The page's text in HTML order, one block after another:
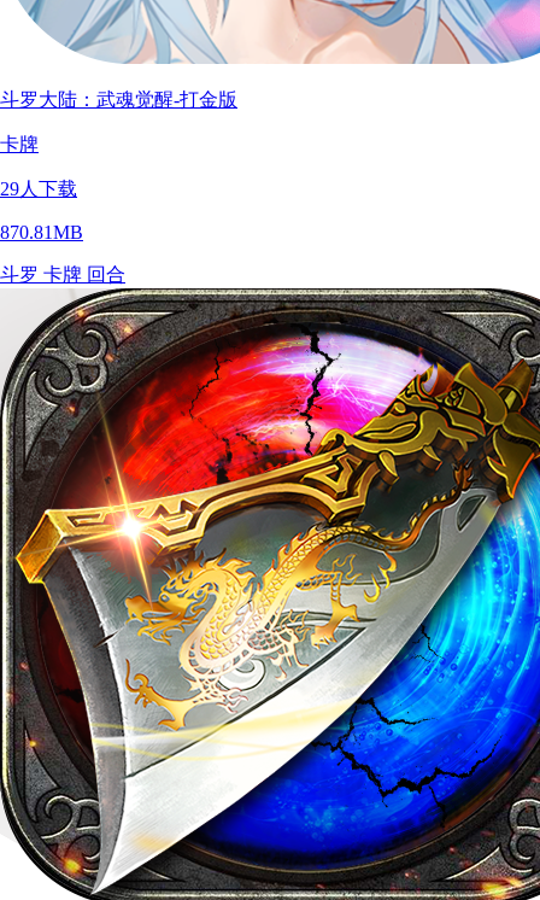
斗罗大陆：武魂觉醒-打金版
卡牌
29人下载
870.81MB
斗罗 卡牌 回合